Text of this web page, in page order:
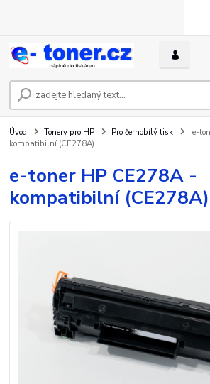
Úvod Tonery pro HP Pro černobílý tisk
e-
kompatibilní (CE278A)
e-toner HP CE278A -
kompatibilní (CE278A)